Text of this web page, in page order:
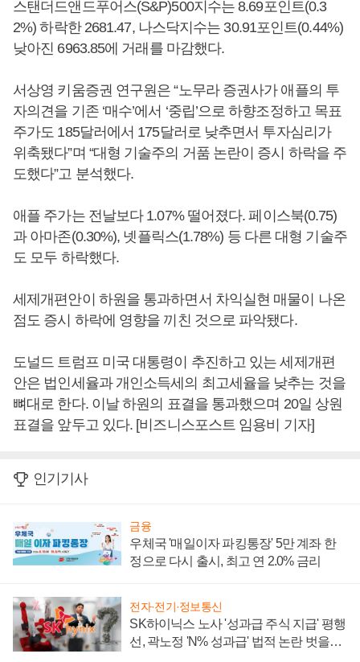
스탠더드앤드푸어스(S&P)500지수는 8.69포인트(0.3
2%) 하락한 2681.47, 나스닥지수는 30.91포인트(0.44%)
낮아진 6963.85에 거래를 마감했다.
서상영 키움증권 연구원은 “노무라 증권사가 애플의 투
자의견을 기존 ‘매수’에서 ‘중립’으로 하향조정하고 목표
주가도 185달러에서 175달러로 낮추면서 투자심리가
위축됐다”며 “대형 기술주의 거품 논란이 증시 하락을 주
도했다”고 분석했다.
애플 주가는 전날보다 1.07% 떨어졌다. 페이스북(0.75)
과 아마존(0.30%), 넷플릭스(1.78%) 등 다른 대형 기술주
도 모두 하락했다.
세제개편안이 하원을 통과하면서 차익실현 매물이 나온
점도 증시 하락에 영향을 끼친 것으로 파악됐다.
도널드 트럼프 미국 대통령이 추진하고 있는 세제개편
안은 법인세율과 개인소득세의 최고세율을 낮추는 것을
뼈대로 한다. 이날 하원의 표결을 통과했으며 20일 상원
표결을 앞두고 있다. [비즈니스포스트 임용비 기자]
인기기사
금융
우체국 '매일이자 파킹통장' 5만 계좌 한
정으로 다시 출시, 최고 연 2.0% 금리
전자·전기·정보통신
SK하이닉스 노사 '성과급 주식 지급' 평행
선, 곽노정 'N% 성과급' 법적 논란 벗을지